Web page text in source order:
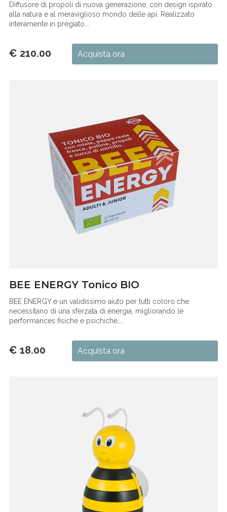
Diffusore di propoli di nuova generazione, con design ispirato
alla natura e al meraviglioso mondo delle api. Realizzato
interamente in pregiato...
€ 210.00 Acquista ora
BEE ENERGY Tonico BIO
BEE ENERGY e un validissimo aiuto per tutti coloro che
necessitano di una sferzata di energia, migliorando le
performances fisiche e psichiche,...
€ 18.00 Acquista ora